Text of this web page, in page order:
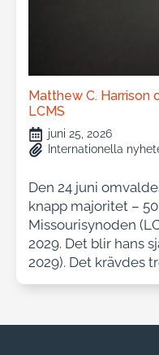
Matthew C.
LCMS
juni 25, 2026
Internationella
Den 24 juni
knapp majoritet –
Missourisynoden
2029. Det blir hans
2029). Det krävdes